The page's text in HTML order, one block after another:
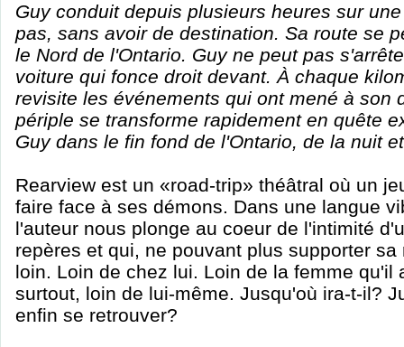
Guy conduit depuis plusieurs heures sur
pas, sans avoir de destination. Sa route se
le Nord de l'Ontario. Guy ne peut pas
voiture qui fonce droit devant. À chaque
revisite les événements qui ont mené à son
périple se transforme rapidement en quête
Guy dans le fin fond de l'Ontario, de la nuit
Rearview est un «road-trip» théâtral où un
faire face à ses démons. Dans une langue
l'auteur nous plonge au coeur de l'intimité
repères et qui, ne pouvant plus supporter
loin. Loin de chez lui. Loin de la femme qu'il
surtout, loin de lui-même. Jusqu'où ira-t-il?
enfin se retrouver?